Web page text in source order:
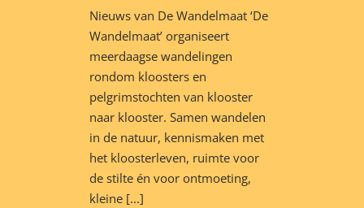
Nieuws van De Wandelmaat ‘De
Wandelmaat’ organiseert
meerdaagse wandelingen
rondom kloosters en
pelgrimstochten van klooster
naar klooster. Samen wandelen
in de natuur, kennismaken met
het kloosterleven, ruimte voor
de stilte én voor ontmoeting,
kleine [...]